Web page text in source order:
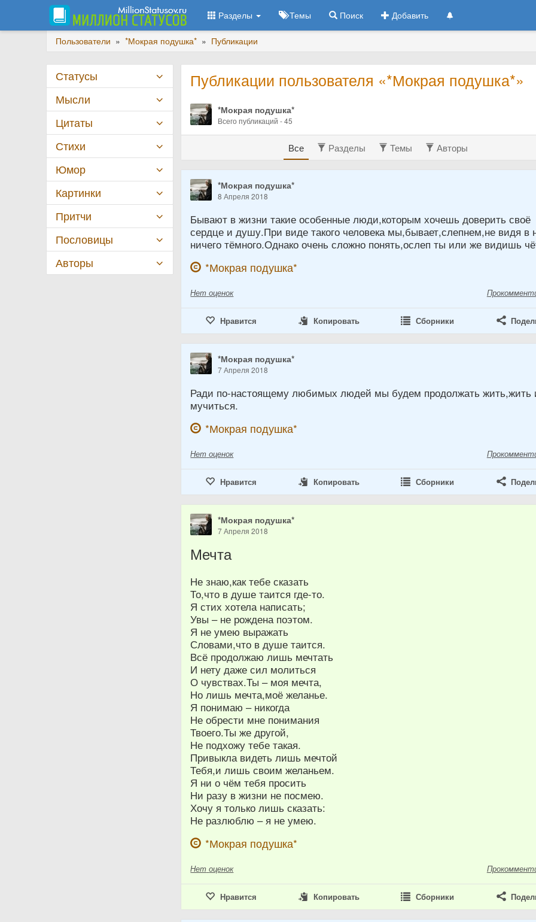
Разделы Темы Поиск Добавить
Пользователи » *Мокрая подушка* » Публикации
Публикации пользователя «*Мокрая подушка*»
*Мокрая подушка*
Всего публикаций - 45
Все Разделы Темы Авторы
*Мокрая подушка*
8 Апреля 2018
Бывают в жизни такие особенные люди,которым хочешь доверить своё
сердце и душу.При виде такого человека мы,бывает,слепнем,не видя в
ничего тёмного.Однако очень сложно понять,ослеп ты или же видишь
*Мокрая подушка*
Нет оценок
Нравится Копировать Сборники
*Мокрая подушка*
7 Апреля 2018
Ради по-настоящему любимых людей мы будем продолжать жить,жить
мучиться.
*Мокрая подушка*
Нет оценок
Нравится Копировать Сборники
*Мокрая подушка*
7 Апреля 2018
Мечта
Не знаю,как тебе сказать
То,что в душе таится где-то.
Я стих хотела написать;
Увы – не рождена поэтом.
Я не умею выражать
Словами,что в душе таится.
Всё продолжаю лишь мечтать
И нету даже сил молиться
О чувствах.Ты – моя мечта,
Но лишь мечта,моё желанье.
Я понимаю – никогда
Не обрести мне понимания
Твоего.Ты же другой,
Не подхожу тебе такая.
Привыкла видеть лишь мечтой
Тебя,и лишь своим желаньем.
Я ни о чём тебя просить
Ни разу в жизни не посмею.
Хочу я только лишь сказать:
Не разлюблю – я не умею.
*Мокрая подушка*
Нет оценок
Нравится Копировать Сборники
Статусы
Мысли
Цитаты
Стихи
Юмор
Картинки
Притчи
Пословицы
Авторы